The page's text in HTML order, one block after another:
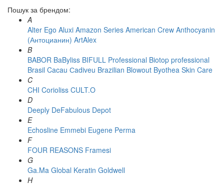
Пошук за брендом:
A
Alter Ego Aluxi Amazon Series American Crew Anthocyanin
(Антоцианин) ArtAlex
B
BABOR BaByliss BIFULL Professional Biotop professional
Brasil Cacau Сadiveu Brazilian Blowout Byothea Skin Care
C
CHI Corioliss CULT.O
D
Deeply DeFabulous Depot
E
Echosline Emmebi Eugene Perma
F
FOUR REASONS Framesi
G
Ga.Ma Global Keratin Goldwell
H